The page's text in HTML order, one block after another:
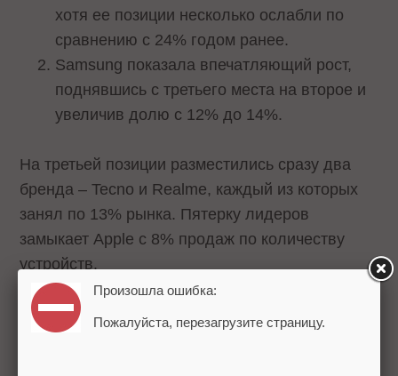
хотя ее позиции несколько ослабли по
сравнению с 24% годом ранее.
Samsung показала впечатляющий рост,
поднявшись с третьего места на второе и
увеличив долю с 12% до 14%.
На третьей позиции разместились сразу два
бренда – Tecno и Realme, каждый из которых
занял по 13% рынка. Пятерку лидеров
замыкает Apple с 8% продаж по количеству
устройств.
Произошла ошибка:
Пожалуйста, перезагрузите страницу.